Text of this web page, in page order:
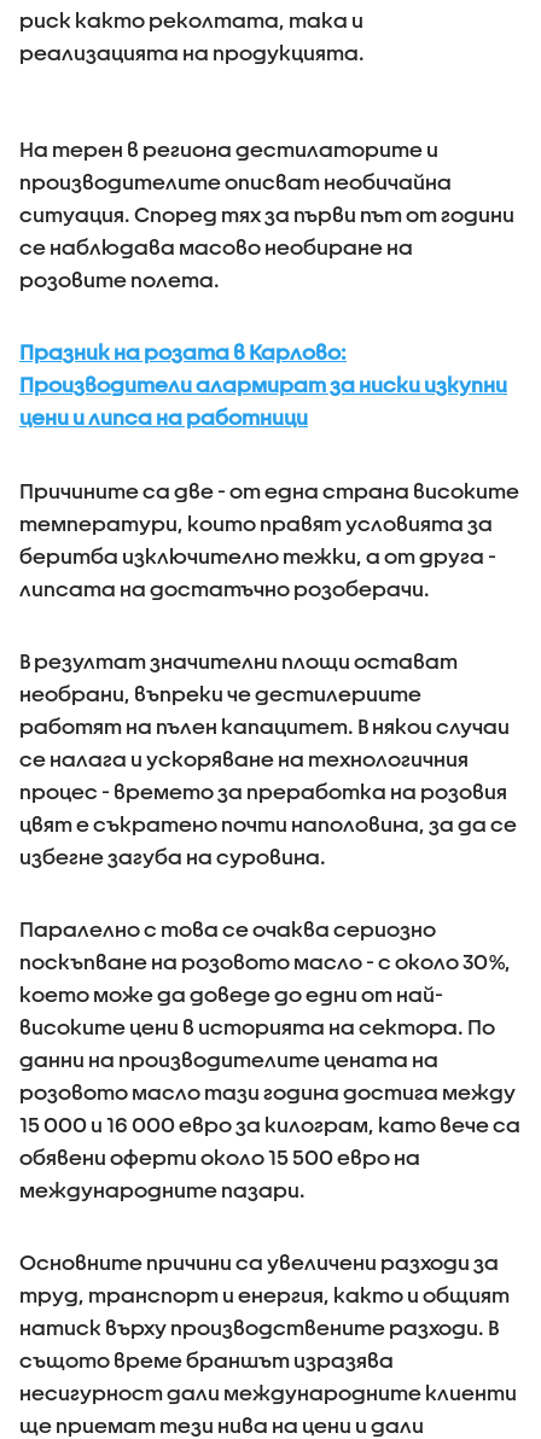
риск както реколтата, така и
реализацията на продукцията.
На терен в региона дестилаторите и
производителите описват необичайна
ситуация. Според тях за първи път от години
се наблюдава масово необиране на
розовите полета.
Празник на розата в Карлово:
Производители алармират за ниски изкупни
цени и липса на работници
Причините са две - от една страна високите
температури, които правят условията за
беритба изключително тежки, а от друга -
липсата на достатъчно розоберачи.
В резултат значителни площи остават
необрани, въпреки че дестилериите
работят на пълен капацитет. В някои случаи
се налага и ускоряване на технологичния
процес - времето за преработка на розовия
цвят е съкратено почти наполовина, за да се
избегне загуба на суровина.
Паралелно с това се очаква сериозно
поскъпване на розовото масло - с около 30%,
което може да доведе до едни от най-
високите цени в историята на сектора. По
данни на производителите цената на
розовото масло тази година достига между
15 000 и 16 000 евро за килограм, като вече са
обявени оферти около 15 500 евро на
международните пазари.
Основните причини са увеличени разходи за
труд, транспорт и енергия, както и общият
натиск върху производствените разходи. В
същото време браншът изразява
несигурност дали международните клиенти
ще приемат тези нива на цени и дали